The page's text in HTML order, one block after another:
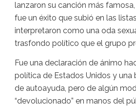
lanzaron su canción más famosa,
fue un éxito que subió en las
interpretaron como una oda
trasfondo político que el grupo
Fue una declaración de ánimo
política de Estados Unidos y una
de autoayuda, pero de algún
“devolucionado” en manos del